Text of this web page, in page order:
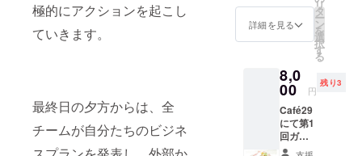
極的にアクションを起こし
ていきます。
最終日の夕方からは、全
チームが自分たちのビジネ
ト、オ
リジナ
お礼
メッ
セージ
もお届
け。
リジナ
ルス
テッ
カー、
メッ
セージ
をお届
け
詳細を見る
リ
タ
ー
ン
を
選
択
す
る
8,0
00 円
残り3
Café29
にて第1
回ガン
プラカ